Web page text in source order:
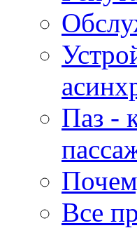
Паз -
Все